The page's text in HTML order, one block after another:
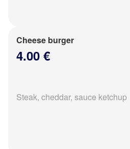
Cheese burger
4.00 €
Steak, cheddar, sauce ketchup